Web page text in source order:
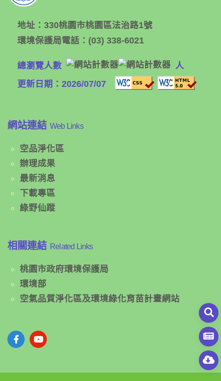
地址： 330桃園市桃園區法治路1號
環境保護局電話： (03) 338-6021
總瀏覽人數
人
更新日期：2026/07/07
網站連結 Web Links
空品淨化區
辦理成果
最新消息
下載專區
綠野仙蹤
相關連結 Related Links
桃園市政府環境保護局
環境部
空氣品質淨化區及環境綠化育苗計畫網站